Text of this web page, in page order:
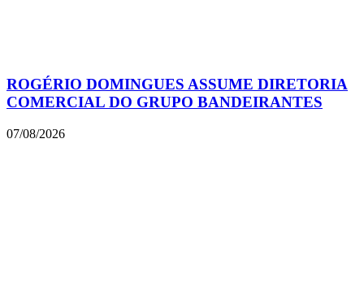
ROGÉRIO DOMINGUES ASSUME DIRETORIA
COMERCIAL DO GRUPO BANDEIRANTES
07/08/2026